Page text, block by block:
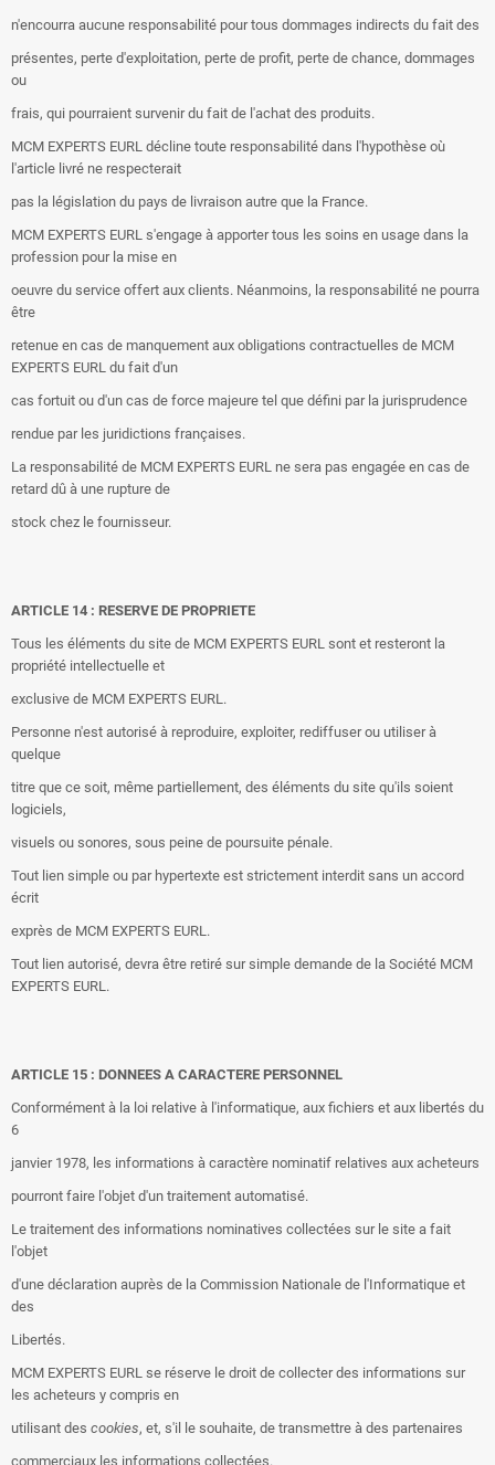
n'encourra aucune responsabilité pour tous dommages indirects du fait des
présentes, perte d'exploitation, perte de profit, perte de chance, dommages
ou
frais, qui pourraient survenir du fait de l'achat des produits.
MCM EXPERTS EURL décline toute responsabilité dans l'hypothèse où
l'article livré ne respecterait
pas la législation du pays de livraison autre que la France.
MCM EXPERTS EURL s'engage à apporter tous les soins en usage dans la
profession pour la mise en
oeuvre du service offert aux clients. Néanmoins, la responsabilité ne pourra
être
retenue en cas de manquement aux obligations contractuelles de MCM
EXPERTS EURL du fait d'un
cas fortuit ou d'un cas de force majeure tel que défini par la jurisprudence
rendue par les juridictions françaises.
La responsabilité de MCM EXPERTS EURL ne sera pas engagée en cas de
retard dû à une rupture de
stock chez le fournisseur.
ARTICLE 14 : RESERVE DE PROPRIETE
Tous les éléments du site de MCM EXPERTS EURL sont et resteront la
propriété intellectuelle et
exclusive de MCM EXPERTS EURL.
Personne n'est autorisé à reproduire, exploiter, rediffuser ou utiliser à
quelque
titre que ce soit, même partiellement, des éléments du site qu'ils soient
logiciels,
visuels ou sonores, sous peine de poursuite pénale.
Tout lien simple ou par hypertexte est strictement interdit sans un accord
écrit
exprès de MCM EXPERTS EURL.
Tout lien autorisé, devra être retiré sur simple demande de la Société MCM
EXPERTS EURL.
ARTICLE 15 : DONNEES A CARACTERE PERSONNEL
Conformément à la loi relative à l'informatique, aux fichiers et aux libertés du
6
janvier 1978, les informations à caractère nominatif relatives aux acheteurs
pourront faire l'objet d'un traitement automatisé.
Le traitement des informations nominatives collectées sur le site a fait
l'objet
d'une déclaration auprès de la Commission Nationale de l'Informatique et
des
Libertés.
MCM EXPERTS EURL se réserve le droit de collecter des informations sur
les acheteurs y compris en
utilisant des cookies, et, s'il le souhaite, de transmettre à des partenaires
commerciaux les informations collectées.